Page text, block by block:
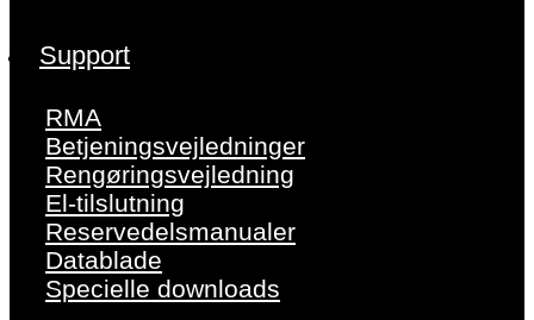
Support
RMA
Betjeningsvejledninger
Rengøringsvejledning
El-tilslutning
Reservedelsmanualer
Datablade
Specielle downloads